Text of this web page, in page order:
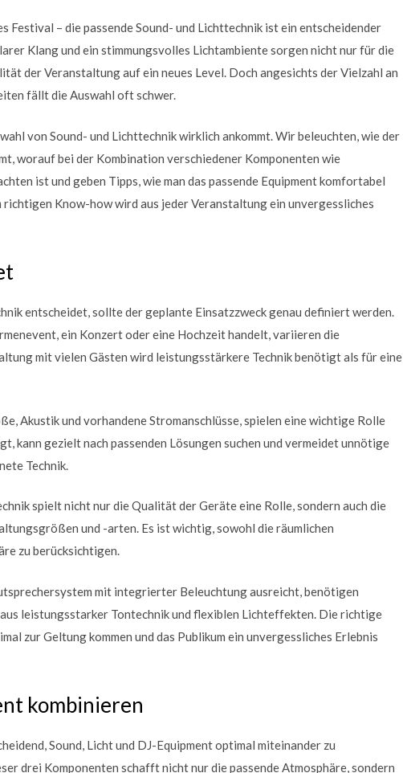
– die passende Sound- und Lichttechnik ist ein entscheidender
Klang und ein stimmungsvolles Lichtambiente sorgen nicht nur für die
der Veranstaltung auf ein neues Level. Doch angesichts der Vielzahl an
fällt die Auswahl oft schwer.
von Sound- und Lichttechnik wirklich ankommt. Wir beleuchten, wie der
worauf bei der Kombination verschiedener Komponenten wie
ist und geben Tipps, wie man das passende Equipment komfortabel
Know-how wird aus jeder Veranstaltung ein unvergessliches
entscheidet, sollte der geplante Einsatzzweck genau definiert werden.
ein Konzert oder eine Hochzeit handelt, variieren die
mit vielen Gästen wird leistungsstärkere Technik benötigt als für eine
Akustik und vorhandene Stromanschlüsse, spielen eine wichtige Rolle
kann gezielt nach passenden Lösungen suchen und vermeidet unnötige
Technik.
spielt nicht nur die Qualität der Geräte eine Rolle, sondern auch die
und -arten. Es ist wichtig, sowohl die räumlichen
zu berücksichtigen.
mit integrierter Beleuchtung ausreicht, benötigen
leistungsstarker Tontechnik und flexiblen Lichteffekten. Die richtige
zur Geltung kommen und das Publikum ein unvergessliches Erlebnis
kombinieren
Sound, Licht und DJ-Equipment optimal miteinander zu
drei Komponenten schafft nicht nur die passende Atmosphäre, sondern